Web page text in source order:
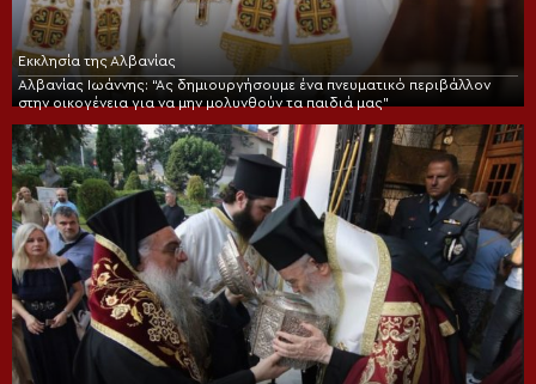
Εκκλησία της Αλβανίας
Αλβανίας Ιωάννης: “Ας δημιουργήσουμε ένα πνευματικό περιβάλλον
στην οικογένεια για να μην μολυνθούν τα παιδιά μας”